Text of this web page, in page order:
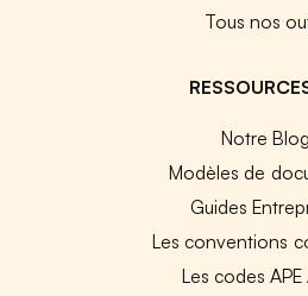
Tous nos
Notre Blog
Modèles de
Guides
Les conventions
Les codes APE